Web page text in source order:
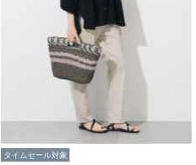
タイムセール対象